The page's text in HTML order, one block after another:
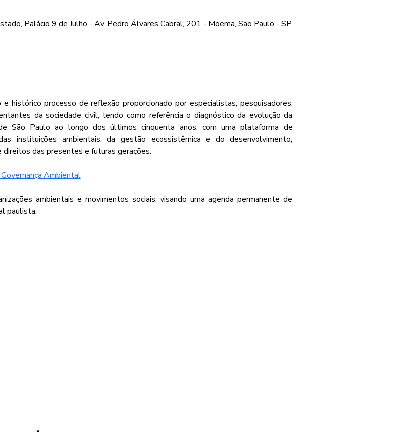
Palácio 9 de Julho - Av. Pedro Álvares Cabral, 201 - Moema, São Paulo - SP,
histórico processo de reflexão proporcionado por especialistas, pesquisadores,
da sociedade civil, tendo como referência o diagnóstico da evolução da
São Paulo ao longo dos últimos cinquenta anos, com uma plataforma de
instituições ambientais, da gestão ecossistêmica e do desenvolvimento,
das presentes e futuras gerações.
Ambiental
ambientais e movimentos sociais, visando uma agenda permanente de
paulista.